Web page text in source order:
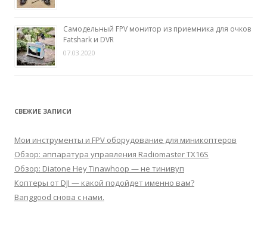
Самодельный FPV монитор из приемника для очков
Fatshark и DVR
07.03.2020
СВЕЖИЕ ЗАПИСИ
Мои инструменты и FPV оборудование для миникоптеров
Обзор: аппаратура управления Radiomaster TX16S
Обзор: Diatone Hey Tinawhoop — не тинивуп
Коптеры от DJI — какой подойдет именно вам?
Banggood снова с нами.